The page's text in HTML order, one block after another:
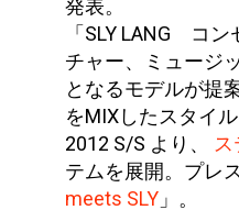
発表。
「SLY LANG コン
チャー、ミュージ
となるモデルが提
をMIXしたスタイル
2012 S/S より、
テムを展開。プレ
meets SLY」。